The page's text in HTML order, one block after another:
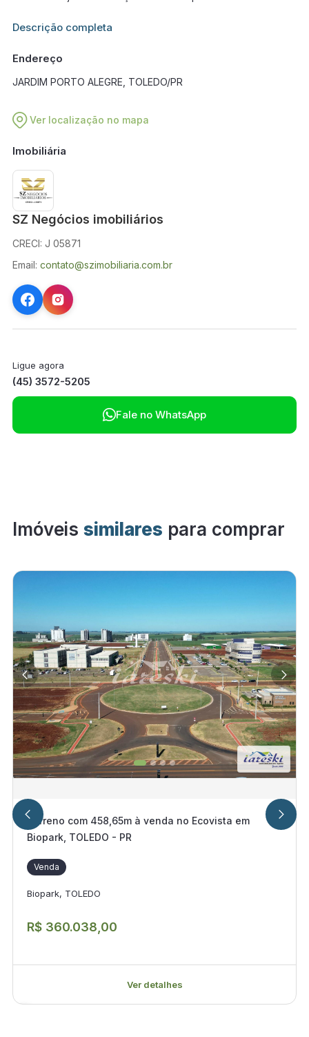
Informações adicionais sobre este imóvel estarão disponíveis
Descrição completa
Endereço
JARDIM PORTO ALEGRE, TOLEDO/PR
Ver localização no mapa
Imobiliária
SZ Negócios imobiliários
CRECI: J 05871
Email: contato@szimobiliaria.com.br
Ligue agora
(45) 3572-5205
Fale no WhatsApp
Imóveis similares para comprar
Terreno com 458,65m à venda no Ecovista em
Biopark, TOLEDO - PR
Venda
Biopark, TOLEDO
R$ 360.038,00
Ver detalhes